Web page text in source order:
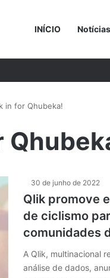
INÍCIO Notícias
in for Qhubeka!
30 de junho de 2022
Qlik promove
de ciclismo
comunidades
A Qlik, multinacional
análise de dados,